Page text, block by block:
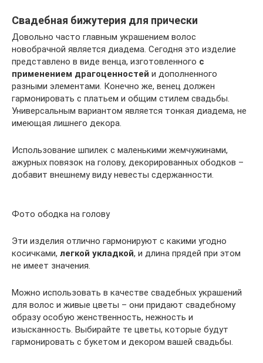
Свадебная бижутерия для прически
Довольно часто главным украшением волос
новобрачной является диадема. Сегодня это изделие
представлено в виде венца, изготовленного с
применением драгоценностей и дополненного
разными элементами. Конечно же, венец должен
гармонировать с платьем и общим стилем свадьбы.
Универсальным вариантом является тонкая диадема, не
имеющая лишнего декора.
Использование шпилек с маленькими жемчужинами,
ажурных повязок на голову, декорированных ободков –
добавит внешнему виду невесты сдержанности.
Фото ободка на голову
Эти изделия отлично гармонируют с какими угодно
косичками, легкой укладкой, и длина прядей при этом
не имеет значения.
Можно использовать в качестве свадебных украшений
для волос и живые цветы – они придают свадебному
образу особую женственность, нежность и
изысканность. Выбирайте те цветы, которые будут
гармонировать с букетом и декором вашей свадьбы.